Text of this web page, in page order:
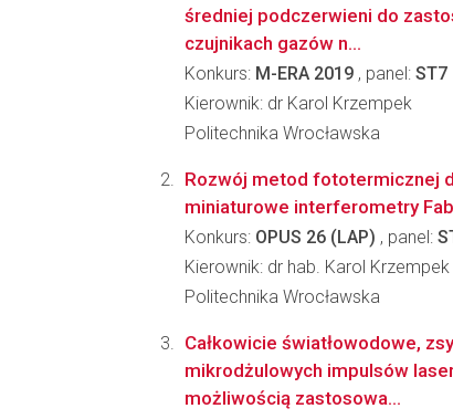
średniej podczerwieni do
czujnikach gazów n...
Konkurs: M-ERA 2019 , panel: ST7
Kierownik: dr Karol Krzempek
Politechnika Wrocławska
Rozwój metod fototermicznej
miniaturowe interferometry
Konkurs: OPUS 26 (LAP) , panel:
Kierownik: dr hab. Karol Krzempek
Politechnika Wrocławska
Całkowicie światłowodowe,
mikrodżulowych impulsów
możliwością zastosowa...